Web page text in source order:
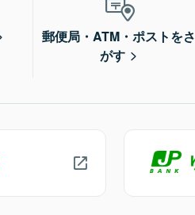
郵便局・ATM・ポストをさ
がす